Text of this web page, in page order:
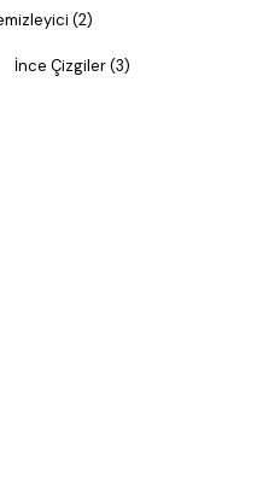
(2)
İnce Çizgiler(3)